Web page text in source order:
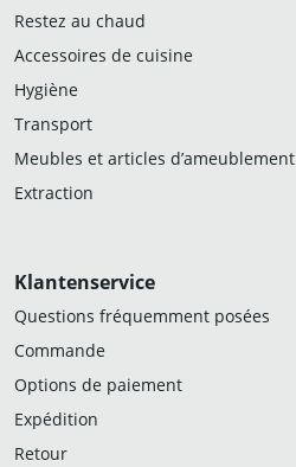
Restez au chaud
Accessoires de cuisine
Hygiène
Transport
Meubles et articles d’ameublement
Extraction
Klantenservice
Questions fréquemment posées
Commande
Options de paiement
Expédition
Retour